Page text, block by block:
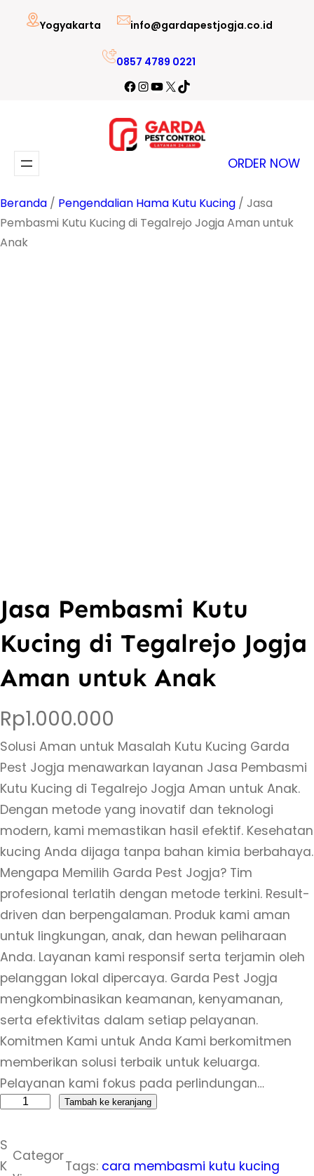
Lewati
Yogyakarta info@gardapestjogja.co.id
0857 4789 0221
Facebook
Instagram
YouTube
X TikTok
ORDER NOW
Beranda / Pengendalian Hama Kutu Kucing / Jasa
Pembasmi Kutu Kucing di Tegalrejo Jogja Aman untuk
Anak
Jasa Pembasmi Kutu
Kucing di Tegalrejo Jogja
Aman untuk Anak
Rp1.000.000
Solusi Aman untuk Masalah Kutu Kucing Garda
Pest Jogja menawarkan layanan Jasa Pembasmi
Kutu Kucing di Tegalrejo Jogja Aman untuk Anak.
Dengan metode yang inovatif dan teknologi
modern, kami memastikan hasil efektif. Kesehatan
kucing Anda dijaga tanpa bahan kimia berbahaya.
Mengapa Memilih Garda Pest Jogja? Tim
profesional terlatih dengan metode terkini. Result-
driven dan berpengalaman. Produk kami aman
untuk lingkungan, anak, dan hewan peliharaan
Anda. Layanan kami responsif serta terjamin oleh
pelanggan lokal dipercaya. Garda Pest Jogja
mengkombinasikan keamanan, kenyamanan,
serta efektivitas dalam setiap pelayanan.
Komitmen Kami untuk Anda Kami berkomitmen
memberikan solusi terbaik untuk keluarga.
Pelayanan kami fokus pada perlindungan…
a
n
Tambah ke keranjang
S
K
Categor
Tags: cara membasmi kutu kucing